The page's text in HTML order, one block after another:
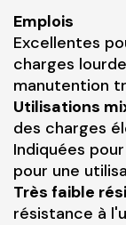
Emplois
Excellentes
charges
manutention
Utilisations
des charges
Indiquées pour
pour une
Très faible
résistance à